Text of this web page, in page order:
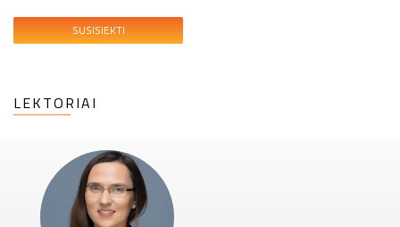
SUSISIEKTI
LEKTORIAI